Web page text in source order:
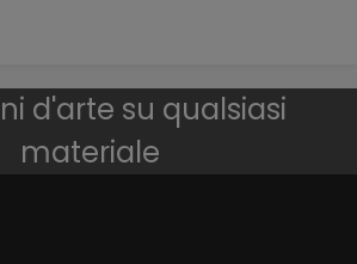
d'arte su qualsiasi
materiale